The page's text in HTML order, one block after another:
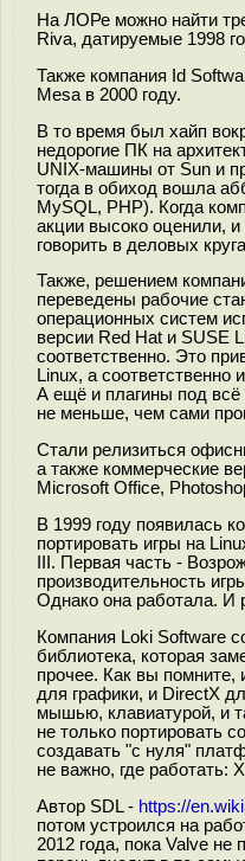
На ЛОРе можно найти
Riva, датируемые 1998
Также компания Id
Mesa в 2000 году.
В то время был хайп
недорогие ПК на
UNIX-машины от Sun и
тогда в обиход вошла
MySQL, PHP). Когда
акции высоко оценили,
говорить в деловых
Также, решением
переведены рабочие
операционных систем
версии Red Hat и SUSE
соответственно. Это
Linux, а соответственно
А ещё и плагины под всё
не меньше, чем сами
Стали релизиться
а также коммерческие
Microsoft Office,
В 1999 году появилась
портировать игры на
III. Первая часть -
производительность
Однако она работала. И
Компания Loki Software
библиотека, которая
прочее. Как вы помните,
для графики, и DirectX
мышью, клавиатурой, и
не только портировать
создавать "с нуля"
не важно, где работать:
Автор SDL - https://
потом устроился на
2012 года, пока Valve не